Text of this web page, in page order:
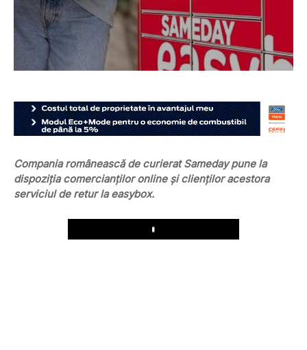
Compania românească de curierat Sameday pune la
dispoziția comercianților online și clienților acestora
serviciul de retur la easybox.
Play